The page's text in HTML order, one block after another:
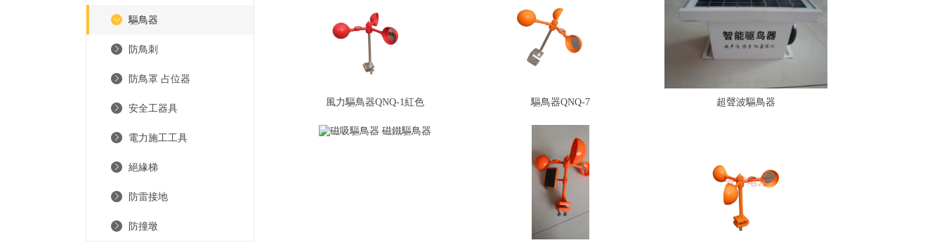
驅鳥器
防鳥刺
防鳥罩 占位器
安全工器具
電力施工工具
絕緣梯
防雷接地
防撞墩
風力驅鳥器QNQ-1紅色 驅鳥器QNQ-7 超聲波驅鳥器